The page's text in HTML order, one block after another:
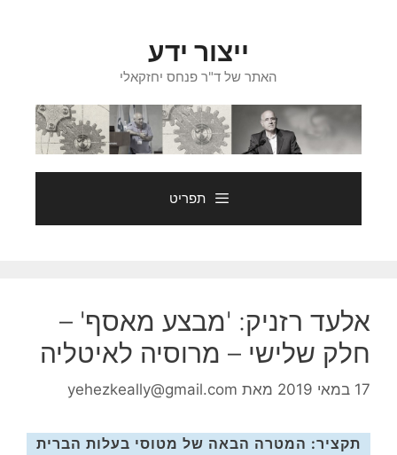
ייצור ידע
האתר של ד"ר פנחס יחזקאלי
תפריט
אלעד רזניק: 'מבצע מאסף' –
חלק שלישי – מרוסיה לאיטליה
17 במאי 2019 מאת yehezkeally@gmail.com
תקציר: המטרה הבאה של מטוסי בעלות הברית